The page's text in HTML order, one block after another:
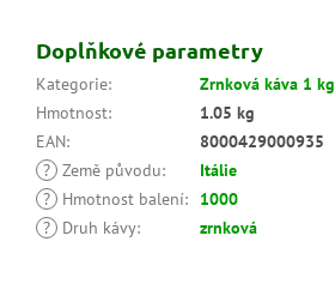
Doplňkové parametry
Kategorie:
Zrnková káva 1 kg
Hmotnost:
1.05 kg
EAN:
8000429000935
? Země původu:
Itálie
?
Hmotnost balení:
1000
?
Druh kávy: zrnková